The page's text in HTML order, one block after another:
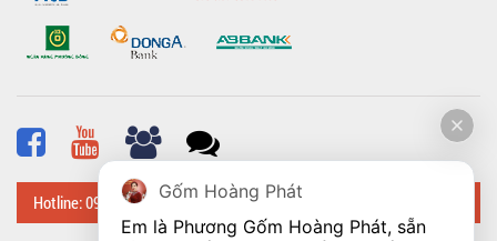
Hotline: 0918 482 648Gốm Hoàng Phát
Em là Phương Gốm Hoàng Phát, sẵn